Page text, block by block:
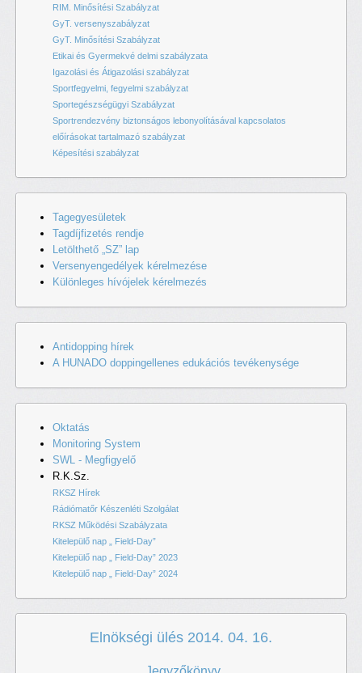
RIM. Minősítési Szabályzat
GyT. versenyszabályzat
GyT. Minősítési Szabályzat
Etikai és Gyermekvé delmi szabályzata
Igazolási és Átigazolási szabályzat
Sportfegyelmi, fegyelmi szabályzat
Sportegészségügyi Szabályzat
Sportrendezvény biztonságos lebonyolításával kapcsolatos
előírásokat tartalmazó szabályzat
Képesítési szabályzat
Tagegyesületek
Tagdíjfizetés rendje
Letölthető „SZ” lap
Versenyengedélyek kérelmezése
Különleges hívójelek kérelmezés
Antidopping hírek
A HUNADO doppingellenes edukációs tevékenysége
Oktatás
Monitoring System
SWL - Megfigyelő
R.K.Sz.
RKSZ Hírek
Rádiómatőr Készenléti Szolgálat
RKSZ Működési Szabályzata
Kitelepülő nap „ Field-Day”
Kitelepülő nap „ Field-Day” 2023
Kitelepülő nap „ Field-Day” 2024
Elnökségi ülés 2014. 04. 16.